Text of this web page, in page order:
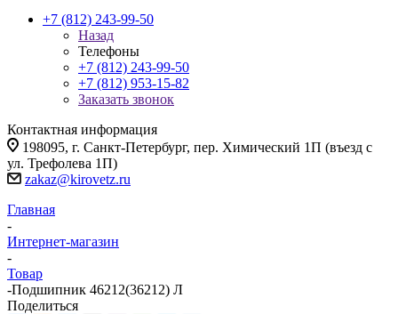
+7 (812) 243-99-50
Назад
Телефоны
+7 (812) 243-99-50
+7 (812) 953-15-82
Заказать звонок
Контактная информация
198095, г. Санкт-Петербург, пер. Химический 1П (въезд с
ул. Трефолева 1П)
zakaz@kirovetz.ru
Главная
-
Интернет-магазин
-
Товар
-Подшипник 46212(36212) Л
Поделиться